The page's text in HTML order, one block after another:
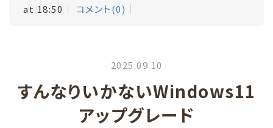
at 18:50
コメント(0)
2025.09.10
すんなりいかないWindows11
アップグレード